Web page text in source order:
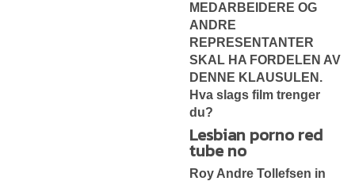
MEDARBEIDERE OG
ANDRE
REPRESENTANTER
SKAL HA FORDELEN AV
DENNE KLAUSULEN.
Hva slags film trenger
du?
Lesbian porno red
tube no
Roy Andre Tollefsen in